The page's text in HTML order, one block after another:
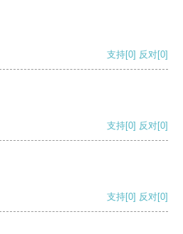
支持[0] 反对[0]
支持[0] 反对[0]
支持[0] 反对[0]